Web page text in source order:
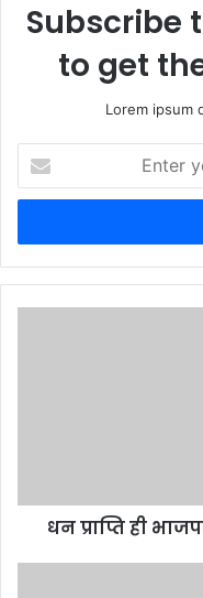
Subscribe
to get
Lorem ipsum
your
Email
धन प्राप्ति ही